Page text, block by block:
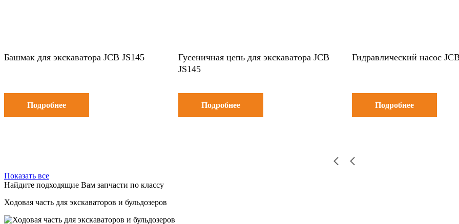
Башмак для экскаватора JCB JS145
Подробнее
Гусеничная цепь для экскаватора JCB
JS145
Подробнее
Гидравлический насос
Подробнее
Показать все
Найдите подходящие Вам запчасти по классу
Ходовая часть для экскаваторов и бульдозеров